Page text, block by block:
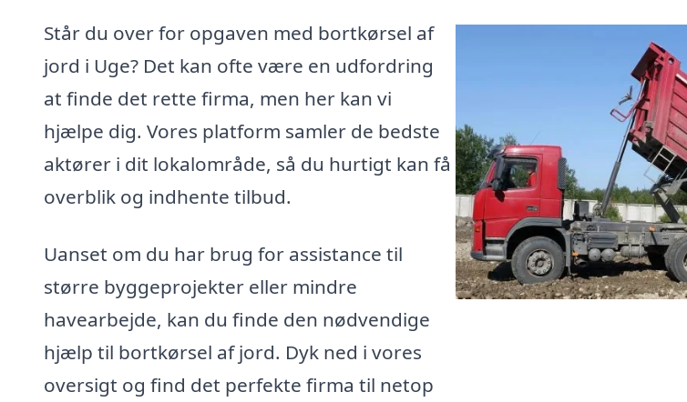
Står du over for opgaven med bortkørsel af
jord i Uge? Det kan ofte være en udfordring
at finde det rette firma, men her kan vi
hjælpe dig. Vores platform samler de bedste
aktører i dit lokalområde, så du hurtigt kan få
overblik og indhente tilbud.
Uanset om du har brug for assistance til
større byggeprojekter eller mindre
havearbejde, kan du finde den nødvendige
hjælp til bortkørsel af jord. Dyk ned i vores
oversigt og find det perfekte firma til netop